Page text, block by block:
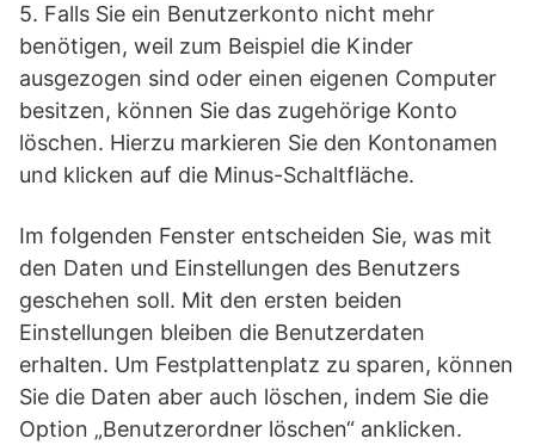
5. Falls Sie ein Benutzerkonto nicht mehr
benötigen, weil zum Beispiel die Kinder
ausgezogen sind oder einen eigenen Computer
besitzen, können Sie das zugehörige Konto
löschen. Hierzu markieren Sie den Kontonamen
und klicken auf die Minus-Schaltfläche.
Im folgenden Fenster entscheiden Sie, was mit
den Daten und Einstellungen des Benutzers
geschehen soll. Mit den ersten beiden
Einstellungen bleiben die Benutzerdaten
erhalten. Um Festplattenplatz zu sparen, können
Sie die Daten aber auch löschen, indem Sie die
Option „Benutzerordner löschen“ anklicken.